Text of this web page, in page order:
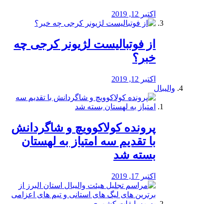
اکتبر 12, 2019
از فوتبالیست لژیونر کرجی چه
خبر؟
اکتبر 12, 2019
والیبال
پرونده کولاکوویچ و شاگردانش
با تقدیم سه امتیاز به لهستان
بسته شد
اکتبر 17, 2019